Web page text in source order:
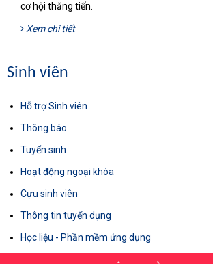
cơ hội thăng tiến.
Xem chi tiết
Sinh viên
Hỗ trợ Sinh viên
Thông báo
Tuyển sinh
Hoạt động ngoại khóa
Cựu sinh viên
Thông tin tuyển dụng
Học liệu - Phần mềm ứng dụng